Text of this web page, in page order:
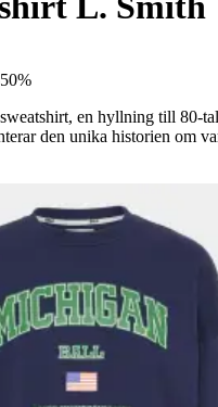
en hyllning till 80-
den unika historien om